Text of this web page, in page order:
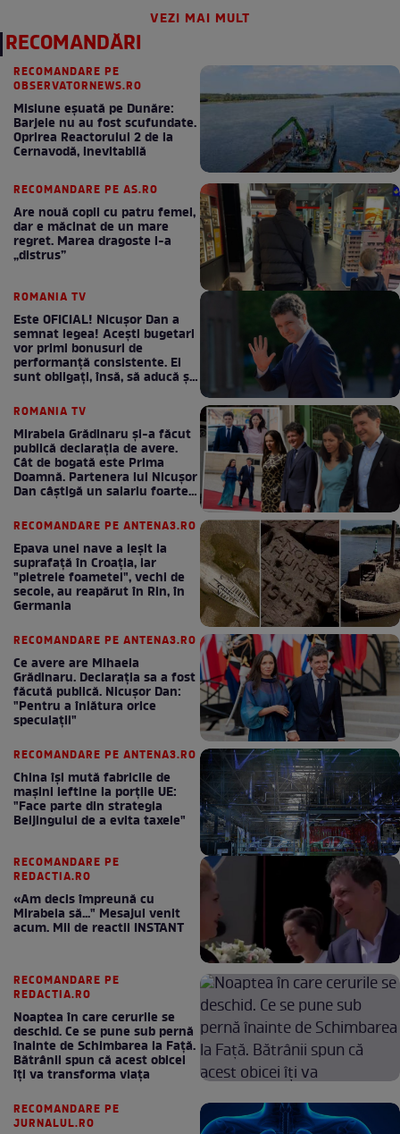
VEZI MAI MULT
RECOMANDĂRI
RECOMANDARE PE
OBSERVATORNEWS.RO
Misiune eșuată pe Dunăre:
Barjele nu au fost scufundate.
Oprirea Reactorului 2 de la
Cernavodă, inevitabilă
RECOMANDARE PE AS.RO
Are nouă copii cu patru femei,
dar e măcinat de un mare
regret. Marea dragoste l-a
„distrus”
ROMANIA TV
Este OFICIAL! Nicușor Dan a
semnat legea! Acești bugetari
vor primi bonusuri de
performanță consistente. Ei
sunt obligați, însă, să aducă și
ROMANIA TV
Mirabela Grădinaru și-a făcut
publică declarația de avere.
Cât de bogată este Prima
Doamnă. Partenera lui Nicușor
Dan câștigă un salariu foarte
RECOMANDARE PE ANTENA3.RO
Epava unei nave a ieșit la
suprafață în Croația, iar
"pietrele foametei", vechi de
secole, au reapărut în Rin, în
Germania
RECOMANDARE PE ANTENA3.RO
Ce avere are Mihaela
Grădinaru. Declarația sa a fost
făcută publică. Nicușor Dan:
"Pentru a înlătura orice
speculații"
RECOMANDARE PE ANTENA3.RO
China își mută fabricile de
mașini ieftine la porțile UE:
"Face parte din strategia
Beijingului de a evita taxele"
RECOMANDARE PE
REDACTIA.RO
«Am decis împreună cu
Mirabela să..." Mesajul venit
acum. Mii de reactii INSTANT
RECOMANDARE PE
REDACTIA.RO
Noaptea în care cerurile se
deschid. Ce se pune sub pernă
înainte de Schimbarea la Față.
Bătrânii spun că acest obicei
îți va transforma viața
RECOMANDARE PE
JURNALUL.RO